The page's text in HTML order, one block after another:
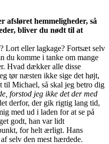
hemmeligheder, så
bliver du nødt til at
Lort eller lagkage? Fortsæt selv
du komme i tanke om mange
Hvad dækker alle disse
tør næsten ikke sige det højt,
til Michael, så skal jeg betro dig
forstod jeg ikke det der med
derfor, der gik rigtig lang tid,
med ud i laden for at se på
godt, han var lidt
for helt ærligt. Hans
selv den mest hærdede.